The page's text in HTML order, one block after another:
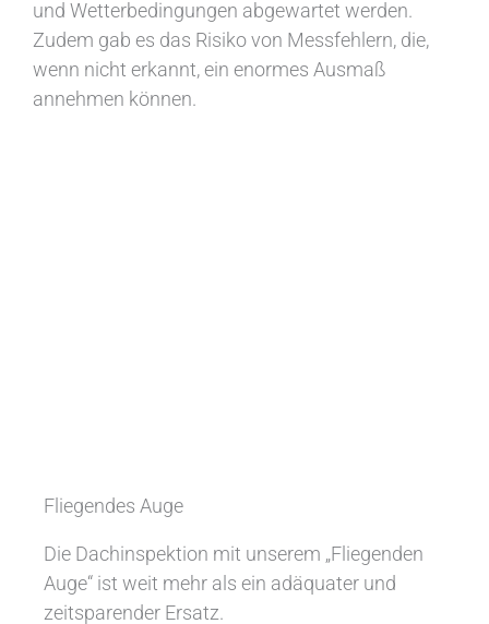
und Wetterbedingungen abgewartet werden.
Zudem gab es das Risiko von Messfehlern, die,
wenn nicht erkannt, ein enormes Ausmaß
annehmen können.
Fliegendes Auge
Die Dachinspektion mit unserem „Fliegenden
Auge“ ist weit mehr als ein adäquater und
zeitsparender Ersatz.